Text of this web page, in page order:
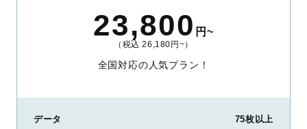
23,800 円~
（税込 26,180円~）
全国対応の人気プラン！
データ
75枚以上